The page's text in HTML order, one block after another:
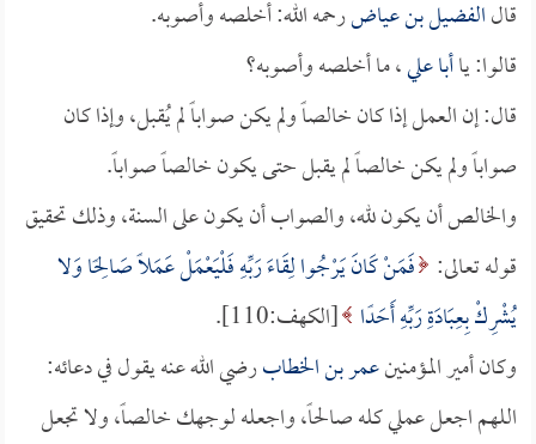
قالالفضيل بن عياضرحمه الله: أخلصه وأصوبه.
قالوا: ياأبا علي، ما أخلصه وأصوبه؟
قال: إن العمل إذا كان خالصاً ولم يكن صواباً لم يُقبل، وإذا كان
صواباً ولم يكن خالصاً لم يقبل حتى يكون خالصاً صواباً.
والخالص أن يكون لله، والصواب أن يكون على السنة، وذلك تحقيق
قوله تعالى: فَمَنْ كَانَ يَرْجُوا لِقَاءَ رَبِّهِ فَلْيَعْمَلْ عَمَلًا صَالِحًا وَلا
يُشْرِكْ بِعِبَادَةِ رَبِّهِ أَحَدًا [الكهف:110].
وكان أمير المؤمنينعمر بن الخطابرضي الله عنه يقول في دعائه:
اللهم اجعل عملي كله صالحاً، واجعله لوجهك خالصاً، ولا تجعل